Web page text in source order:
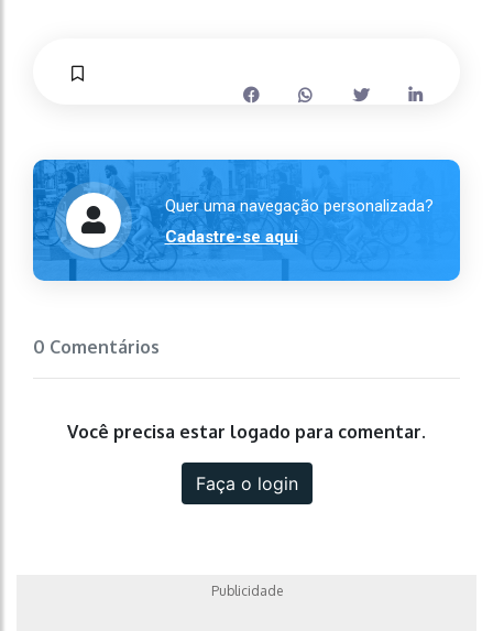
Quer uma navegação personalizada?
Cadastre-se aqui
0 Comentários
Você precisa estar logado para comentar.
Faça o login
Publicidade